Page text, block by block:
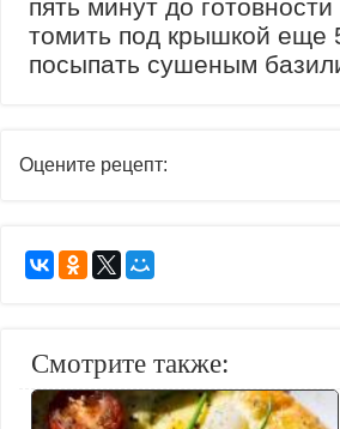
пять минут до
томить под крышкой еще
посыпать сушеным
Оцените рецепт:
Смотрите также: